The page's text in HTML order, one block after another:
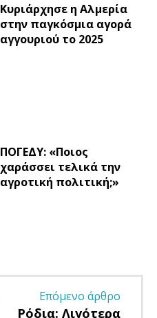
Κυριάρχησε η Αλμερία
στην παγκόσμια αγορά
αγγουριού το 2025
ΠΟΓΕΔΥ: «Ποιος
χαράσσει τελικά την
αγροτική πολιτική;»
Επόμενο άρθρο
Ρόδια: Λιγότερα